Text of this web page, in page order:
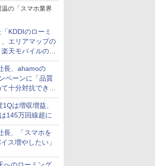
温の「スマホ業界
KDDIのローミ
、エリアマップの
天モバイルの課
長、ahamoの
ペーンに「品質
十分対抗でき
は増収増益、
145万回線超に
長、「スマホを
ス増やしたい」